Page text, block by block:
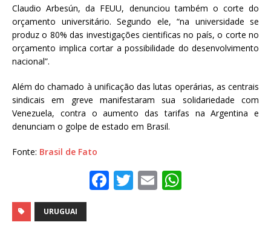
Claudio Arbesún, da FEUU, denunciou também o corte do
orçamento universitário. Segundo ele, “na universidade se
produz o 80% das investigações cientificas no país, o corte no
orçamento implica cortar a possibilidade do desenvolvimento
nacional”.
Além do chamado à unificação das lutas operárias, as centrais
sindicais em greve manifestaram sua solidariedade com
Venezuela, contra o aumento das tarifas na Argentina e
denunciam o golpe de estado em Brasil.
Fonte: Brasil de Fato
F
a
T
w
E
m
URUGUAI